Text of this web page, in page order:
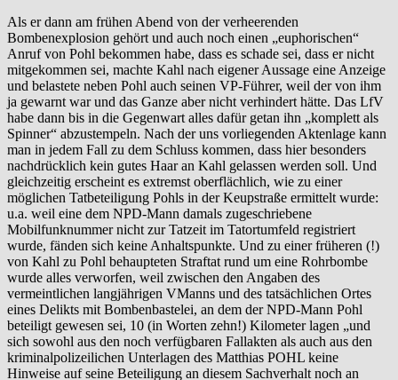
Als er dann am frühen Abend von der verheerenden
Bombenexplosion gehört und auch noch einen „euphorischen“
Anruf von Pohl bekommen habe, dass es schade sei, dass er nicht
mitgekommen sei, machte Kahl nach eigener Aussage eine Anzeige
und belastete neben Pohl auch seinen VP-Führer, weil der von ihm
ja gewarnt war und das Ganze aber nicht verhindert hätte. Das LfV
habe dann bis in die Gegenwart alles dafür getan ihn „komplett als
Spinner“ abzustempeln. Nach der uns vorliegenden Aktenlage kann
man in jedem Fall zu dem Schluss kommen, dass hier besonders
nachdrücklich kein gutes Haar an Kahl gelassen werden soll. Und
gleichzeitig erscheint es extremst oberflächlich, wie zu einer
möglichen Tatbeteiligung Pohls in der Keupstraße ermittelt wurde:
u.a. weil eine dem NPD-Mann damals zugeschriebene
Mobilfunknummer nicht zur Tatzeit im Tatortumfeld registriert
wurde, fänden sich keine Anhaltspunkte. Und zu einer früheren (!)
von Kahl zu Pohl behaupteten Straftat rund um eine Rohrbombe
wurde alles verworfen, weil zwischen den Angaben des
vermeintlichen langjährigen VManns und des tatsächlichen Ortes
eines Delikts mit Bombenbastelei, an dem der NPD-Mann Pohl
beteiligt gewesen sei, 10 (in Worten zehn!) Kilometer lagen „und
sich sowohl aus den noch verfügbaren Fallakten als auch aus den
kriminalpolizeilichen Unterlagen des Matthias POHL keine
Hinweise auf seine Beteiligung an diesem Sachverhalt noch an